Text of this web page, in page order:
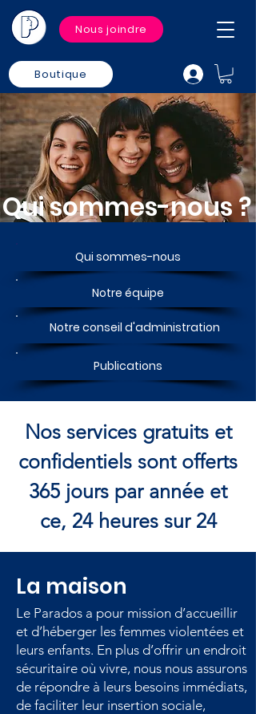
Nous joindre
Boutique
Qui sommes-nous ?
Qui sommes-nous
Notre équipe
Notre conseil d'administration
Publications
Nos services gratuits et
confidentiels sont offerts
365 jours par année et
ce, 24 heures sur 24
La maison
Le Parados a pour mission d’accueillir
et d’héberger les femmes violentées et
leurs enfants. En plus d’offrir un endroit
sécuritaire où vivre, nous nous assurons
de répondre à leurs besoins immédiats,
de faciliter leur insertion sociale,